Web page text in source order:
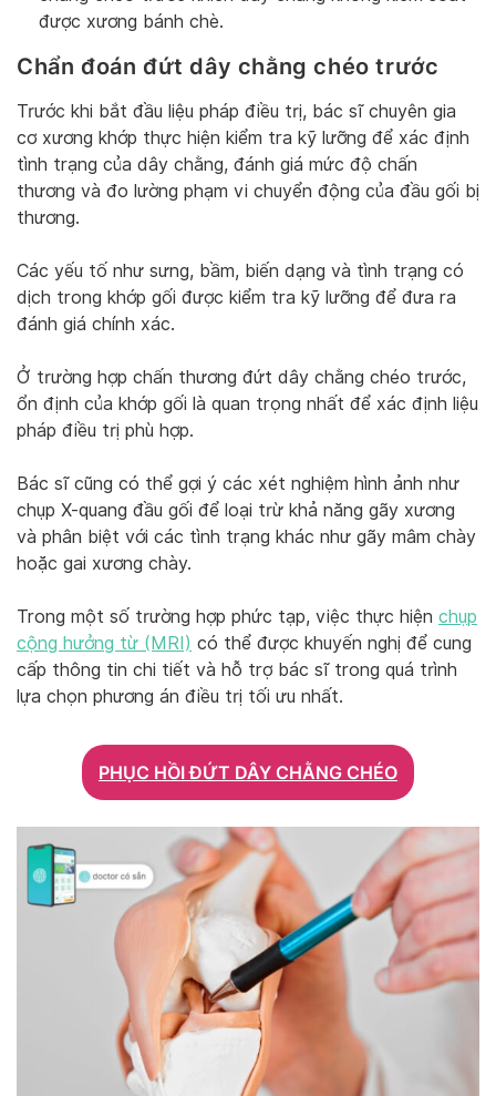
được xương bánh chè.
Chẩn đoán đứt dây chằng chéo trước
Trước khi bắt đầu liệu pháp điều trị, bác sĩ chuyên gia
cơ xương khớp thực hiện kiểm tra kỹ lưỡng để xác định
tình trạng của dây chằng, đánh giá mức độ chấn
thương và đo lường phạm vi chuyển động của đầu gối bị
thương.
Các yếu tố như sưng, bầm, biến dạng và tình trạng có
dịch trong khớp gối được kiểm tra kỹ lưỡng để đưa ra
đánh giá chính xác.
Ở trường hợp chấn thương đứt dây chằng chéo trước,
ổn định của khớp gối là quan trọng nhất để xác định liệu
pháp điều trị phù hợp.
Bác sĩ cũng có thể gợi ý các xét nghiệm hình ảnh như
chụp X-quang đầu gối để loại trừ khả năng gãy xương
và phân biệt với các tình trạng khác như gãy mâm chày
hoặc gai xương chày.
Trong một số trường hợp phức tạp, việc thực hiện chụp
cộng hưởng từ (MRI) có thể được khuyến nghị để cung
cấp thông tin chi tiết và hỗ trợ bác sĩ trong quá trình
lựa chọn phương án điều trị tối ưu nhất.
PHỤC HỒI ĐỨT DÂY CHẰNG CHÉO